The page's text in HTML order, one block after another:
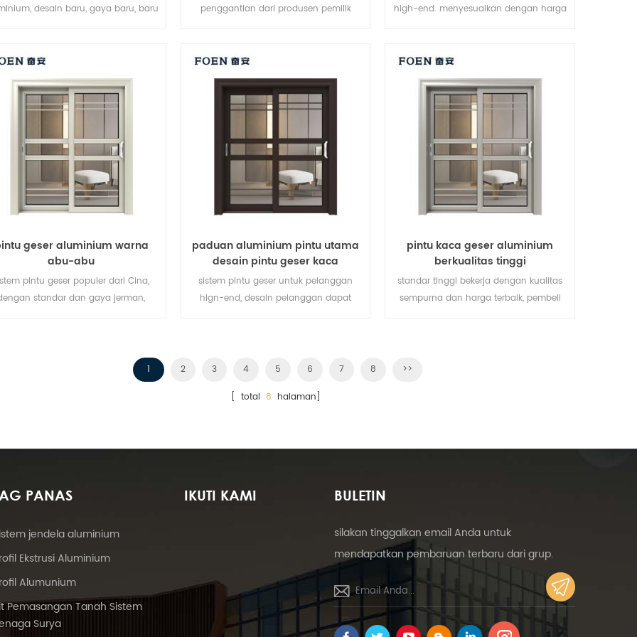
desain baru, gaya baru, baru
penggantian dari produsen pemilik
high-end. menyesuaikan dengan harga
geser aluminium warna
abu-abu
pintu geser populer dari Cina,
standar dan gaya jerman,
paduan aluminium pintu utama
desain pintu geser kaca
sistem pintu geser untuk pelanggan
hign-end, desain pelanggan dapat
pintu kaca geser aluminium
berkualitas tinggi
standar tinggi bekerja dengan kualitas
sempurna dan harga terbaik, pembeli
1
2 3 4 5 6 7 8 >>
[ total 8 halaman]
PANAS
jendela aluminium
Ekstrusi Aluminium
Alumunium
Pemasangan Tanah Sistem
Surya
IKUTI KAMI BULETIN
silakan tinggalkan email Anda untuk
mendapatkan pembaruan terbaru dari grup.